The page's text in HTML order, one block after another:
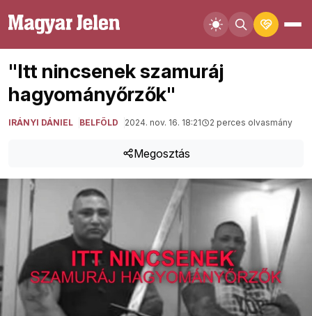
"Itt nincsenek szamuráj
hagyományőrzők"
IRÁNYI DÁNIEL BELFÖLD 2024. nov. 16. 18:21 2 perces olvasmány
Megosztás